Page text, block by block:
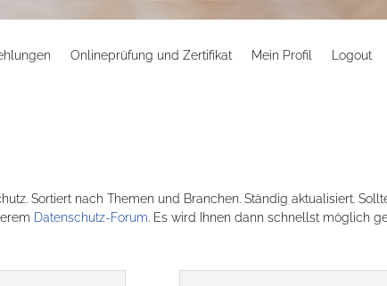
Onlineprüfung und Zertifikat Mein Profil Logout
Sortiert nach Themen und Branchen. Ständig aktualisiert.
Datenschutz-Forum. Es wird Ihnen dann schnellst möglich